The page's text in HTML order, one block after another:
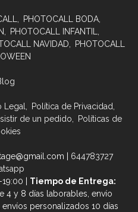
PHOTOCALL BODA
PHOTOCALL INFANTIL
NAVIDAD
PHOTOCALL
Legal
Política de Privacidad
de un pedido
Políticas de
| 644783727
| Tiempo de Entrega:
4 y 8 días laborables, envío
personalizados 10 días